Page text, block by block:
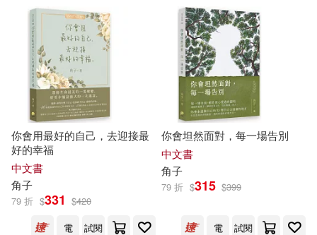
屋久悠樹(12) 雨森焚火(12)
Gwon Gyeoeul(11)
幸田百子(11) 汐見ろせ(11)
Minmin(10) グラフィス(10)
主婦與生活社(10)
平裝本(32) TMEplus(30)
シガリロ(30) 時報出版(28)
北星(22) 商周出版(20)
深空出版(20) 禾馬(20)
千華駐科技(19)
台灣角川直條式漫畫(19)
可海外宅配(462)
可港澳店取(437)
可新加坡店取(436)
可菲律賓店取(440)
你會用最好的自己，去迎接最
好的幸福
中文書
角子
79 折 $331 $420
電
試閱
你會坦然面對，每一場告別
中文書
角子
79 折 $315 $399
電 試閱